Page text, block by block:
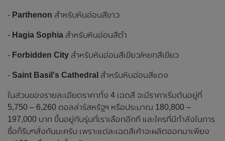
- Parthenon สำหรับหินอ่อนสีขาว
- Hagia Sophia สำหรับหินอ่อนสีดำ
- Forbidden City สำหรับหินอ่อนสีเขียว/หยกสีเขียว
- Saint Basil's Cathedral สำหรับหินอ่อนสีแดง
ในส่วนของรายละเอียดราคาทั้ง 4 เฉดสี จะมีราคาเริ่มต้นอยู่ที่
5,750 – 6,260 ดอลล่าร์สหรัฐฯ หรือประมาณ 180,800 –
197,000 บาท ขึ้นอยู่กับรุ่นที่เราเลือกอีกที และใครที่มีกำลังในการ
ซื้อก็รีบๆสั่งกันนะครับ เพราะแต่ละเฉดสีเค้าจะผลิตออกมาเพียง